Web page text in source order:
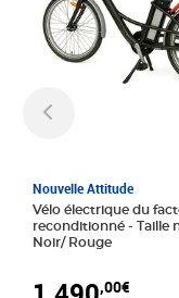
Nouvelle Attitude
Vélo électrique du
reconditionné - Taille normale -
Noir/ Rouge
,00€